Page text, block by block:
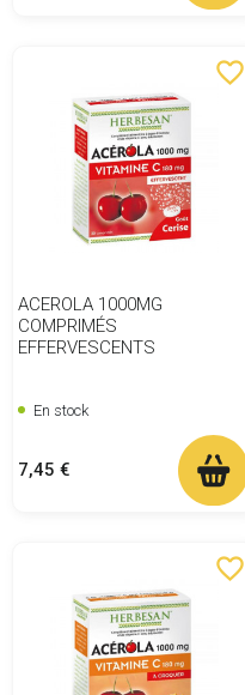
favorite_border
ACEROLA 1000MG
COMPRIMÉS
EFFERVESCENTS
En stock
Prix
7,45 €
favorite_border